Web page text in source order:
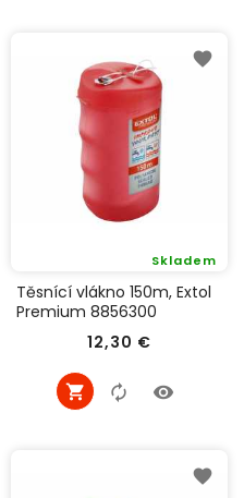
Těsnící vlákno 150m, Extol
Premium 8856300
12,30 €
Skladem